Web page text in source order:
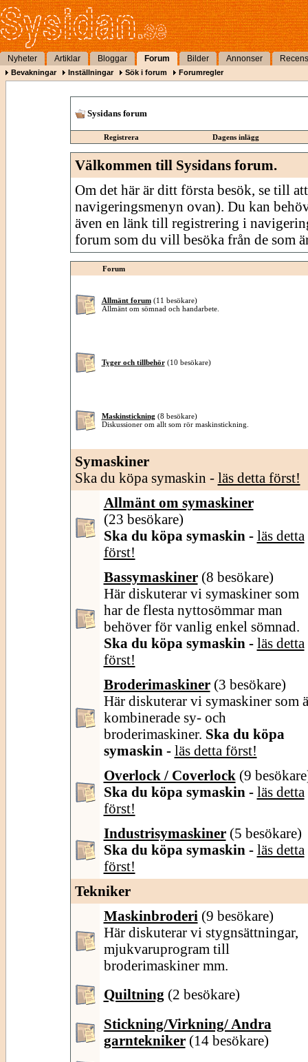
Nyheter Artiklar Bloggar Forum Bilder Annonser
Bevakningar Inställningar Sök i forum Forumregler
Sysidans forum
Registrera Dagens inlägg
Välkommen till Sysidans forum.
Om det här är ditt första besök, se till
navigeringsmenyn ovan). Du kan
även en länk till registrering i
forum som du vill besöka från de som
Forum
Allmänt forum (11 besökare)
Allmänt om sömnad och handarbete.
Tyger och tillbehör (10 besökare)
Maskinstickning (8 besökare)
Diskussioner om allt som rör maskinstickning.
Symaskiner
Ska du köpa symaskin - läs detta först!
Allmänt om symaskiner
(23 besökare)
Ska du köpa symaskin - läs detta
först!
Bassymaskiner (8 besökare)
Här diskuterar vi symaskiner som
har de flesta nyttosömmar man
behöver för vanlig enkel sömnad.
Ska du köpa symaskin - läs detta
först!
Broderimaskiner (3 besökare)
Här diskuterar vi symaskiner som
kombinerade sy- och
broderimaskiner. Ska du köpa
symaskin - läs detta först!
Overlock / Coverlock (9
Ska du köpa symaskin - läs detta
först!
Industrisymaskiner (5 besökare)
Ska du köpa symaskin - läs detta
först!
Tekniker
Maskinbroderi (9 besökare)
Här diskuterar vi stygnsättningar,
mjukvaruprogram till
broderimaskiner mm.
Quiltning (2 besökare)
Stickning/Virkning/ Andra
garntekniker (14 besökare)